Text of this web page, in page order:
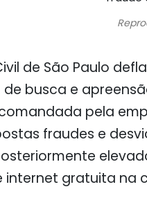
de São Paulo
busca e
pela
fraudes e
internet gratuita na